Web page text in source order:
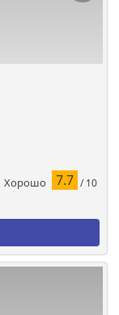
Хорошо 7.7 / 10